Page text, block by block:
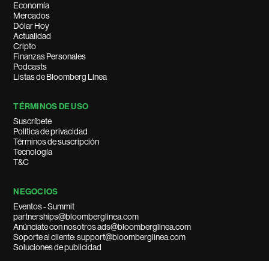
Economía
Mercados
Dólar Hoy
Actualidad
Cripto
Finanzas Personales
Podcasts
Listas de Bloomberg Línea
TÉRMINOS DE USO
Suscríbete
Política de privacidad
Términos de suscripción
Tecnología
T&C
NEGOCIOS
Eventos - Summit
partnerships@bloomberglinea.com
Anúnciate con nosotros ads@bloomberglinea.com
Soporte al cliente: support@bloomberglinea.com
Soluciones de publicidad